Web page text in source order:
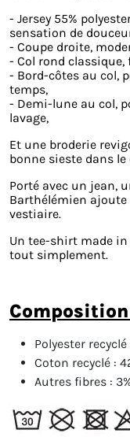
- Jersey 55%
sensation de
- Coupe droite,
- Col rond
- Bord-côtes au col,
temps,
- Demi-lune au col,
lavage,
Et une broderie
bonne sieste dans le
Porté avec un jean,
Barthélémien ajoute
vestiaire.
Un tee-shirt made
tout simplement.
Polyester recyclé
Coton recyclé :
Autres fibres :